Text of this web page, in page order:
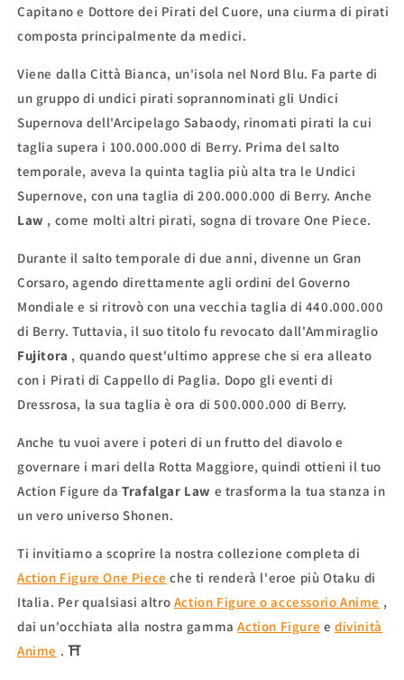
Capitano e Dottore dei Pirati del Cuore, una ciurma di pirati
composta principalmente da medici.
Viene dalla Città Bianca, un'isola nel Nord Blu. Fa parte di
un gruppo di undici pirati soprannominati gli Undici
Supernova dell'Arcipelago Sabaody, rinomati pirati la cui
taglia supera i 100.000.000 di Berry. Prima del salto
temporale, aveva la quinta taglia più alta tra le Undici
Supernove, con una taglia di 200.000.000 di Berry. Anche
Law , come molti altri pirati, sogna di trovare One Piece.
Durante il salto temporale di due anni, divenne un Gran
Corsaro, agendo direttamente agli ordini del Governo
Mondiale e si ritrovò con una vecchia taglia di 440.000.000
di Berry. Tuttavia, il suo titolo fu revocato dall'Ammiraglio
Fujitora , quando quest'ultimo apprese che si era alleato
con i Pirati di Cappello di Paglia. Dopo gli eventi di
Dressrosa, la sua taglia è ora di 500.000.000 di Berry.
Anche tu vuoi avere i poteri di un frutto del diavolo e
governare i mari della Rotta Maggiore, quindi ottieni il tuo
Action Figure da Trafalgar Law e trasforma la tua stanza in
un vero universo Shonen.
Ti invitiamo a scoprire la nostra collezione completa di
Action Figure One Piece che ti renderà l'eroe più Otaku di
Italia. Per qualsiasi altro Action Figure o accessorio Anime ,
dai un'occhiata alla nostra gammaAction Figure edivinità
Anime . ⛩